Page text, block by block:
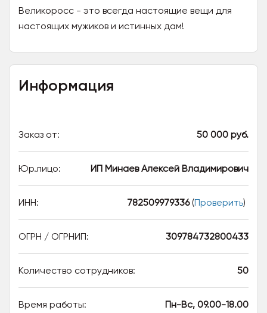
Великоросс - это всегда настоящие вещи для
настоящих мужиков и истинных дам!
Информация
Заказ от: 50 000 руб.
Юр.лицо: ИП Минаев Алексей Владимирович
ИНН: 782509979336 (Проверить)
ОГРН / ОГРНИП: 309784732800433
Количество сотрудников: 50
Время работы: Пн-Вс, 09.00-18.00